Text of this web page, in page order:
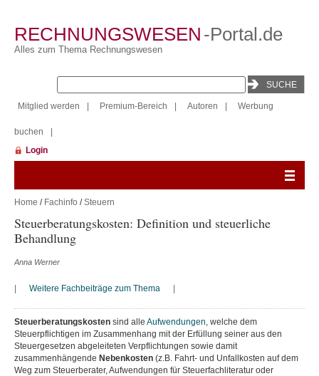
RECHNUNGSWESEN -Portal.de
Alles zum Thema Rechnungswesen
Mitglied werden Premium-Bereich Autoren Werbung
buchen
Login
Home / Fachinfo /Steuern
Steuerberatungskosten: Definition und steuerliche
Behandlung
Anna Werner
Weitere Fachbeiträge zum Thema
Steuerberatungskosten sind alle Aufwendungen, welche dem
Steuerpflichtigen im Zusammenhang mit der Erfüllung seiner aus den
Steuergesetzen abgeleiteten Verpflichtungen sowie damit
zusammenhängende Nebenkosten (z.B. Fahrt- und Unfallkosten auf dem
Weg zum Steuerberater, Aufwendungen für Steuerfachliteratur oder